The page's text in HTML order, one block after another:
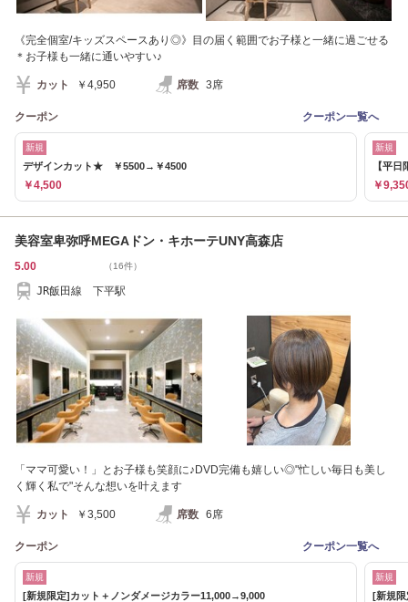
《完全個室/キッズスペースあり◎》目の届く範囲でお子様と一緒に過ごせる
＊お子様も一緒に通いやすい♪
カット ￥4,950 席数 3席
クーポン クーポン一覧へ
新規
デザインカット★ ￥5500→￥4500
￥4,500
新規
【平
￥
美容室卑弥呼MEGAドン・キホーテUNY高森店
5.00 （16件）
JR飯田線 下平駅
「ママ可愛い！」とお子様も笑顔に♪DVD完備も嬉しい◎"忙しい毎日も美し
く輝く私で"そんな想いを叶えます
カット ￥3,500 席数 6席
クーポン クーポン一覧へ
新規
[新規限定]カット＋ノンダメージカラー11,000→9,000
新規
[新規